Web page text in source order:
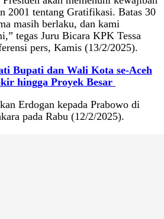
2001 tentang Gratifikasi. Batas 30
masih berlaku, dan kami
tegas Juru Bicara KPK Tessa
pers, Kamis (13/2/2025).
Bupati dan Wali Kota se-Aceh
hingga Proyek Besar
Erdogan kepada Prabowo di
pada Rabu (12/2/2025).